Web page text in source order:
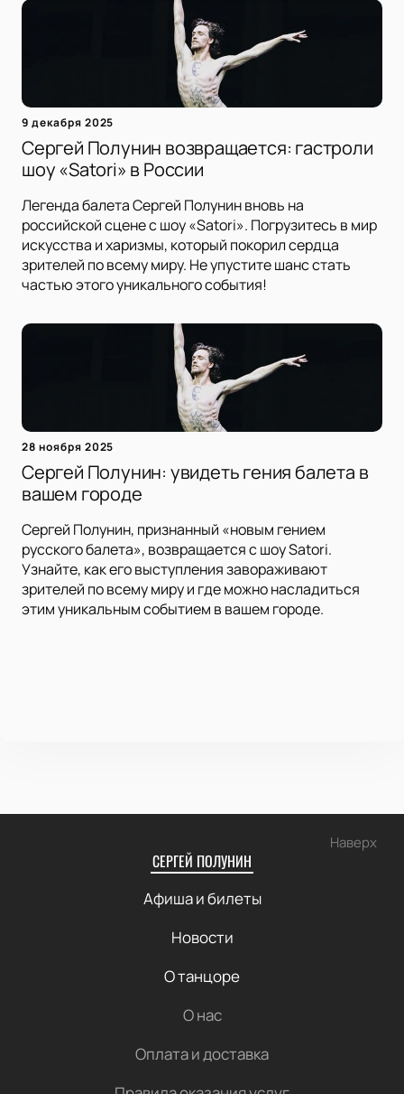
9 декабря 2025
Сергей Полунин возвращается: гастроли
шоу «Satori» в России
Легенда балета Сергей Полунин вновь на
российской сцене с шоу «Satori». Погрузитесь в мир
искусства и харизмы, который покорил сердца
зрителей по всему миру. Не упустите шанс стать
частью этого уникального события!
28 ноября 2025
Сергей Полунин: увидеть гения балета в
вашем городе
Сергей Полунин, признанный «новым гением
русского балета», возвращается с шоу Satori.
Узнайте, как его выступления завораживают
зрителей по всему миру и где можно насладиться
этим уникальным событием в вашем городе.
Наверх
СЕРГЕЙ ПОЛУНИН
Афиша и билеты
Новости
О танцоре
О нас
Оплата и доставка